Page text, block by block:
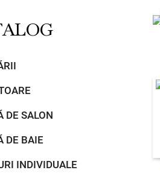
DE SALON
DE BAIE
INDIVIDUALE